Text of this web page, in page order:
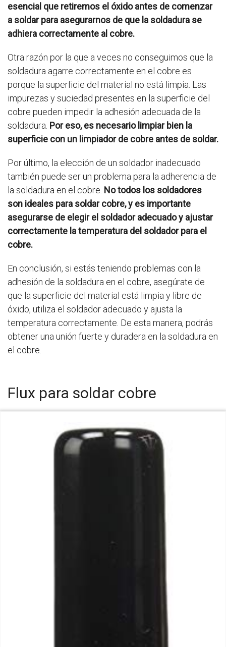
esencial que retiremos el óxido antes de comenzar
a soldar para asegurarnos de que la soldadura se
adhiera correctamente al cobre.
Otra razón por la que a veces no conseguimos que la
soldadura agarre correctamente en el cobre es
porque la superficie del material no está limpia. Las
impurezas y suciedad presentes en la superficie del
cobre pueden impedir la adhesión adecuada de la
soldadura. Por eso, es necesario limpiar bien la
superficie con un limpiador de cobre antes de soldar.
Por último, la elección de un soldador inadecuado
también puede ser un problema para la adherencia de
la soldadura en el cobre. No todos los soldadores
son ideales para soldar cobre, y es importante
asegurarse de elegir el soldador adecuado y ajustar
correctamente la temperatura del soldador para el
cobre.
En conclusión, si estás teniendo problemas con la
adhesión de la soldadura en el cobre, asegúrate de
que la superficie del material está limpia y libre de
óxido, utiliza el soldador adecuado y ajusta la
temperatura correctamente. De esta manera, podrás
obtener una unión fuerte y duradera en la soldadura en
el cobre.
Flux para soldar cobre